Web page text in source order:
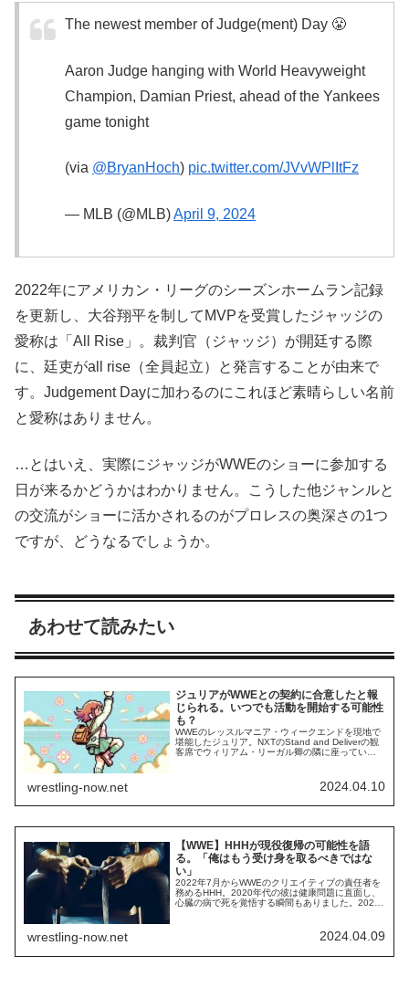
The newest member of Judge(ment) Day 😤
Aaron Judge hanging with World Heavyweight
Champion, Damian Priest, ahead of the Yankees
game tonight
(via @BryanHoch) pic.twitter.com/JVvWPlItFz
— MLB (@MLB)April 9, 2024
2022年にアメリカン・リーグのシーズンホームラン記録
を更新し、大谷翔平を制してMVPを受賞したジャッジの
愛称は「All Rise」。裁判官（ジャッジ）が開廷する際
に、廷吏がall rise（全員起立）と発言することが由来で
す。Judgement Dayに加わるのにこれほど素晴らしい名前
と愛称はありません。
…とはいえ、実際にジャッジがWWEのショーに参加する
日が来るかどうかはわかりません。こうした他ジャンルと
の交流がショーに活かされるのがプロレスの奥深さの1つ
ですが、どうなるでしょうか。
あわせて読みたい
ジュリアがWWEとの契約に合意したと報
じられる。いつでも活動を開始する可能性
も？
WWEのレッスルマニア・ウィークエンドを現地で
堪能したジュリア。NXTのStand and Deliverの観
客席でウィリアム・リーガル卿の隣に座っている
ということや、これまでの活躍ぶりはNXTのファ
ンにも広く知られており、彼女の動向に注目が集
wrestling-now.net 2024.04.10
【WWE】HHHが現役復帰の可能性を語
る。「俺はもう受け身を取るべきではな
い」
2022年7月からWWEのクリエイティブの責任者を
務めるHHH。2020年代の彼は健康問題に直面し、
心臓の病で死を覚悟する瞬間もありました。2022
今のように多忙な日々を過ごせているのは奇跡の
ようなものです。レッスルマニア40では、WWE出
wrestling-now.net 2024.04.09